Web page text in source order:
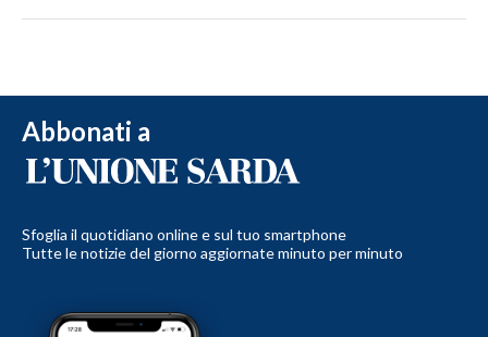
Abbonati a
Sfoglia il quotidiano online e sul tuo smartphone
Tutte le notizie del giorno aggiornate minuto per minuto